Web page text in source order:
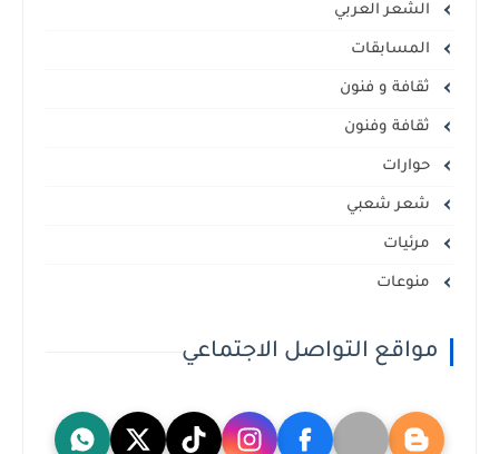
الشعر العربي
المسابقات
ثقافة و فنون
ثقافة وفنون
حوارات
شعر شعبي
مرئيات
منوعات
مواقع التواصل الاجتماعي